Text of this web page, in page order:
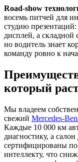
Road-show
восемь питчей для
студию
дисплей, а складной
но водитель знает
команду ровно к
который
Мы владеем
свежий Mercedes-
Каждые 10 000 км
диагностику, а
сертифицированы
интеллекту, что